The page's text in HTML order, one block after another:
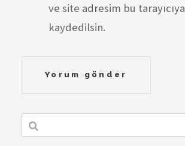
ve site adresim bu tarayıcıya
kaydedilsin.